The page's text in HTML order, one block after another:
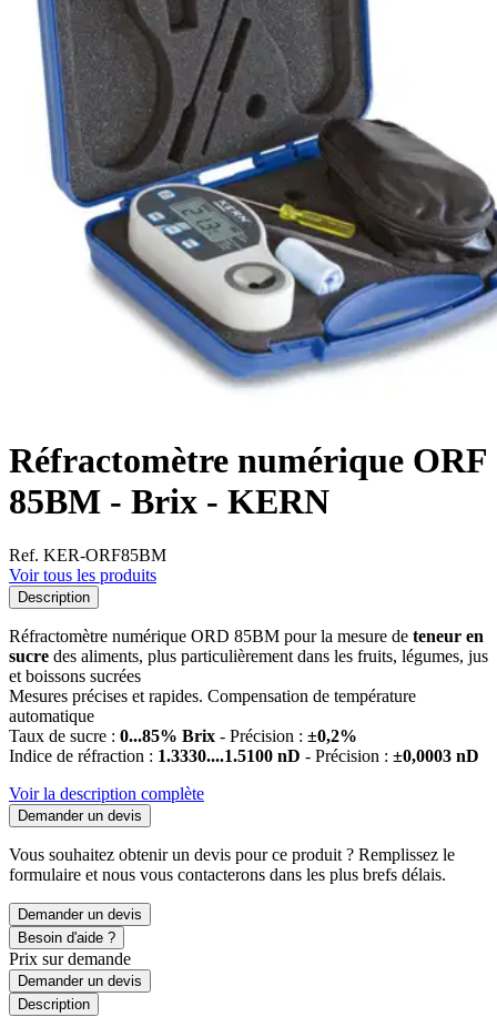
Réfractomètre numérique ORF
85BM - Brix - KERN
Ref. KER-ORF85BM
Voir tous les produits
Description
Réfractomètre numérique ORD 85BM pour la mesure de teneur en
sucre des aliments, plus particulièrement dans les fruits, légumes, jus
et boissons sucrées
Mesures précises et rapides. Compensation de température
automatique
Taux de sucre : 0...85% Brix - Précision : ±0,2%
Indice de réfraction : 1.3330....1.5100 nD - Précision : ±0,0003 nD
Voir la description complète
Demander un devis
Vous souhaitez obtenir un devis pour ce produit ? Remplissez le
formulaire et nous vous contacterons dans les plus brefs délais.
Demander un devis
Besoin d'aide ?
Prix sur demande
Demander un devis
Description